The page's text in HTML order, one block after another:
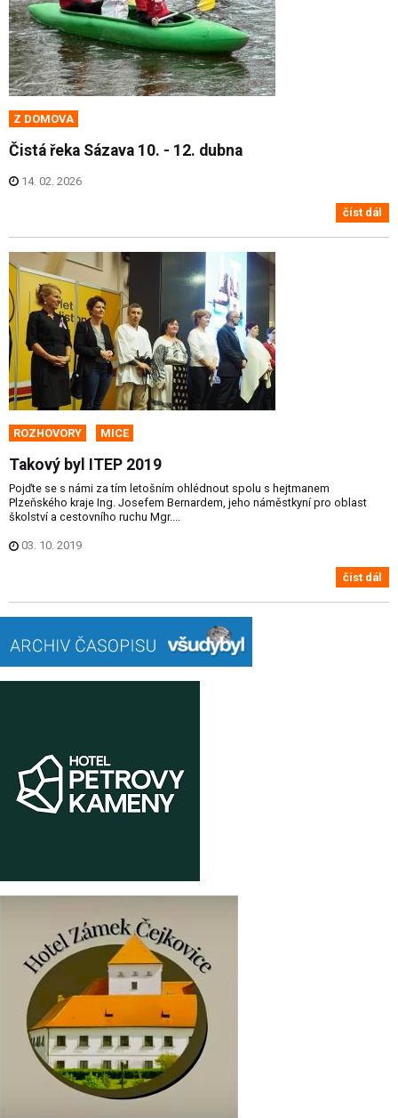
Z DOMOVA
Čistá řeka Sázava 10. - 12. dubna
14. 02. 2026
číst dál
ROZHOVORY MICE
Takový byl ITEP 2019
Pojďte se s námi za tím letošním ohlédnout spolu s hejtmanem
Plzeňského kraje Ing. Josefem Bernardem, jeho náměstkyní pro oblast
školství a cestovního ruchu Mgr....
03. 10. 2019
číst dál